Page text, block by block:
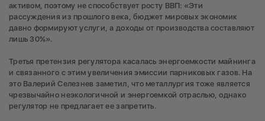
активом, поэтому не способствует росту ВВП: «Эти
рассуждения из прошлого века, бюджет мировых экономик
давно формируют услуги, а доходы от производства составляют
лишь 30%».
Третья претензия регулятора касалась энергоемкости майнинга
и связанного с этим увеличения эмиссии парниковых газов. На
это Валерий Селезнев заметил, что металлургия тоже является
чрезвычайно неэкологичной и энергоемкой отраслью, однако
регулятор не предлагает ее запретить.